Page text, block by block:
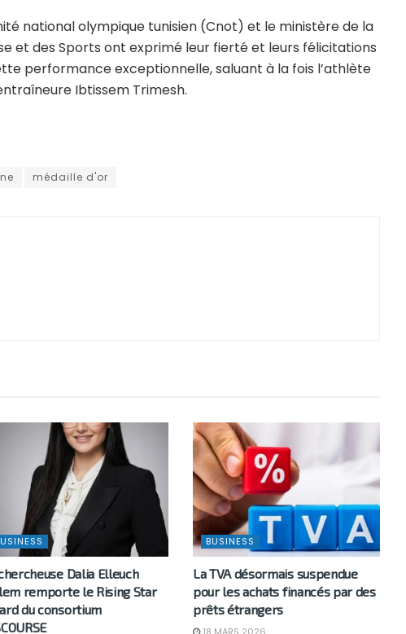
national olympique tunisien (Cnot) et le ministère de la
et des Sports ont exprimé leur fierté et leurs félicitations
performance exceptionnelle, saluant à la fois l’athlète
Ibtissem Trimesh.
médaille d'or
Dalia Elleuch
remporte le Rising Star
du consortium
BUSINESS
La TVA désormais suspendue
pour les achats financés par des
prêts étrangers